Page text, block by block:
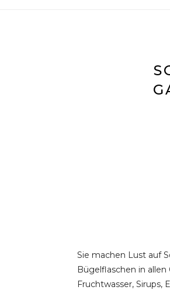
Sie machen Lust auf
Bügelflaschen in
Fruchtwasser, Sirups,